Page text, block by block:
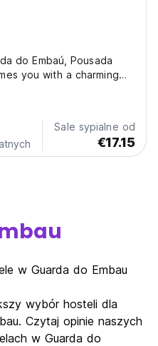
do Embaú, Pousada
you with a charming
views, an inviting outdoor
our bed and
Sale sypialne od
€17.15
w Guarda do Embau
wybór hosteli dla
Czytaj opinie naszych
w Guarda do